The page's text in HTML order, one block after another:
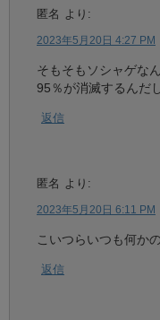
匿名 より:
2023年5月20日 4:27 PM
そもそもソシャゲな
95％が消滅するんだ
返信
匿名 より:
2023年5月20日 6:11 PM
こいつらいつも何か
返信